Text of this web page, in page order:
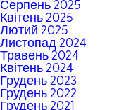
Серпень 2025
Квітень 2025
Лютий 2025
Листопад 2024
Травень 2024
Квітень 2024
Грудень 2023
Грудень 2022
Грудень 2021